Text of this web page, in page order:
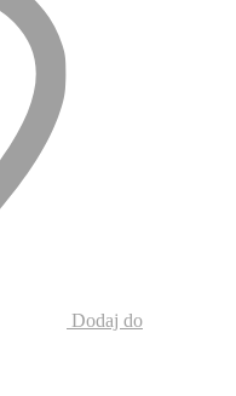
Dodaj do